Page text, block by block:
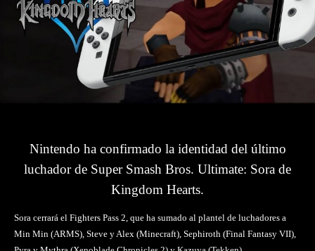
Nintendo ha confirmado la identidad del último
luchador de Super Smash Bros. Ultimate: Sora de
Kingdom Hearts.
Sora cerrará el Fighters Pass 2, que ha sumado al plantel de luchadores a
Min Min (ARMS), Steve y Alex (Minecraft), Sephiroth (Final Fantasy VII),